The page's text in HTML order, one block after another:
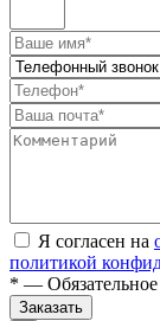
Я согласен на
политикой
* — Обязательное
Заказать